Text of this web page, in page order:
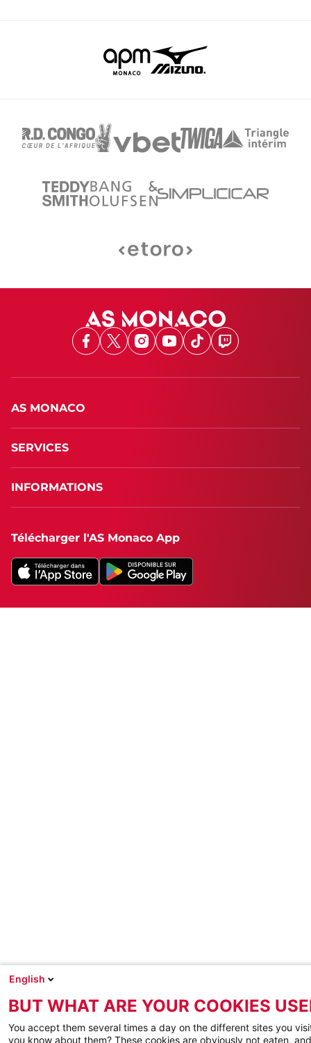
Facebook
X Instagram
Youtube
TikTokTwitch
AS MONACO
SERVICES
INFORMATIONS
Télécharger l'AS Monaco App
English
BUT WHAT ARE YOUR COOKIES
You accept them several times a day on the different sites you
you know about them? These cookies are obviously not eaten,